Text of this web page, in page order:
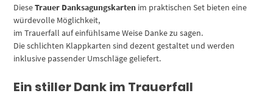
DieseTrauer Danksagungskarten im praktischen Set bieten eine
würdevolle Möglichkeit,
im Trauerfall auf einfühlsame Weise Danke zu sagen.
Die schlichten Klappkarten sind dezent gestaltet und werden
inklusive passender Umschläge geliefert.
Ein stiller Dank im Trauerfall